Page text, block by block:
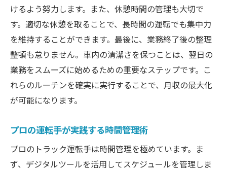
けるよう努力します。また、休憩時間の管理も大切で
す。適切な休憩を取ることで、長時間の運転でも集中力
を維持することができます。最後に、業務終了後の整理
整頓も怠りません。車内の清潔さを保つことは、翌日の
業務をスムーズに始めるための重要なステップです。こ
れらのルーチンを確実に実行することで、月収の最大化
が可能になります。
プロの運転手が実践する時間管理術
プロのトラック運転手は時間管理を極めています。ま
ず、デジタルツールを活用してスケジュールを管理しま